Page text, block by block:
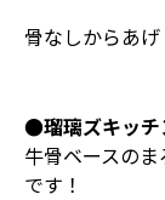
骨なしからあ
●瑠璃ズキッチ
牛骨ベースの
です！